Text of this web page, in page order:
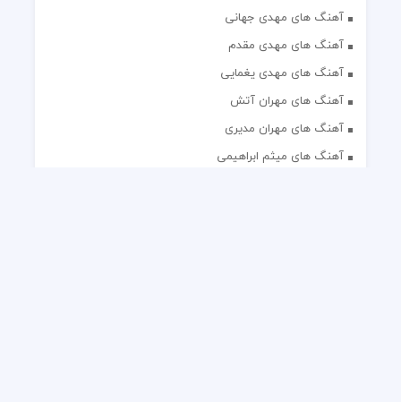
آهنگ های مهدی جهانی
آهنگ های مهدی مقدم
آهنگ های مهدی یغمایی
آهنگ های مهران آتش
آهنگ های مهران مدیری
آهنگ های میثم ابراهیمی